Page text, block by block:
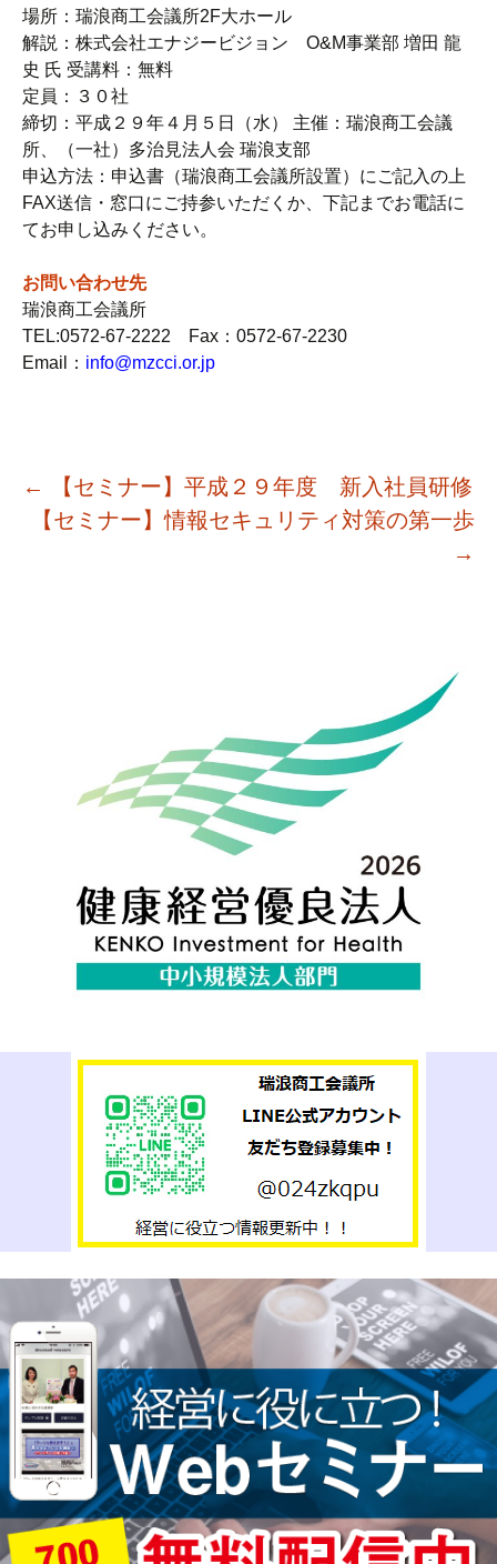
場所：瑞浪商工会議所2F大ホール
解説：株式会社エナジービジョン O&M事業部 増田 龍
史 氏 受講料：無料
定員：３０社
締切：平成２９年４月５日（水） 主催：瑞浪商工会議
所、（一社）多治見法人会 瑞浪支部
申込方法：申込書（瑞浪商工会議所設置）にご記入の上
FAX送信・窓口にご持参いただくか、下記までお電話に
てお申し込みください。
お問い合わせ先
瑞浪商工会議所
TEL:0572-67-2222 Fax：0572-67-2230
Email： info@mzcci.or.jp
←
【セミナー】平成２９年度 新入社員研修
【セミナー】情報セキュリティ対策の第一歩
→